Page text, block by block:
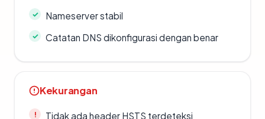
Nameserver stabil
Catatan DNS dikonfigurasi dengan benar
Kekurangan
Tidak ada header HSTS terdeteksi